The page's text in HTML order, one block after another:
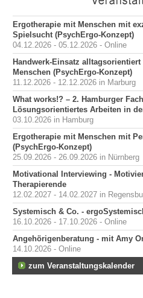
Ergotherapie mit Menschen mit
Spielsucht (PsychErgo-Konzept)
04.12.2026 - 05.12.2026 - Online
Handwerk-Einsatz
Menschen (PsychErgo-Konzept)
11.12.2026 - 12.12.2026 in Marburg
What works!? – 2. Hamburger
Lösungsorientiertes Arbeiten in
03.10.2026 in Hamburg
Ergotherapie mit Menschen mit
(PsychErgo-Konzept)
25.09.2026 - 26.09.2026 in Nürnberg
Motivational Interviewing -
Therapierende
12.02.2027 - 14.02.2027 in
Systemisch & Co. -
16.10.2026 - 17.10.2026 - Online
Angehörigenberatung - mit Amy
14.10.2026 - Online
zum Veranstaltungskalender